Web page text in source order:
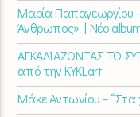
Μαρία Παπαγεωργίου
Άνθρωπος» | Νέο
ΑΓΚΑΛΙΑΖΟΝΤΑΣ ΤΟ
από την KYKLart
Μάκε Αντωνίου – “Στα